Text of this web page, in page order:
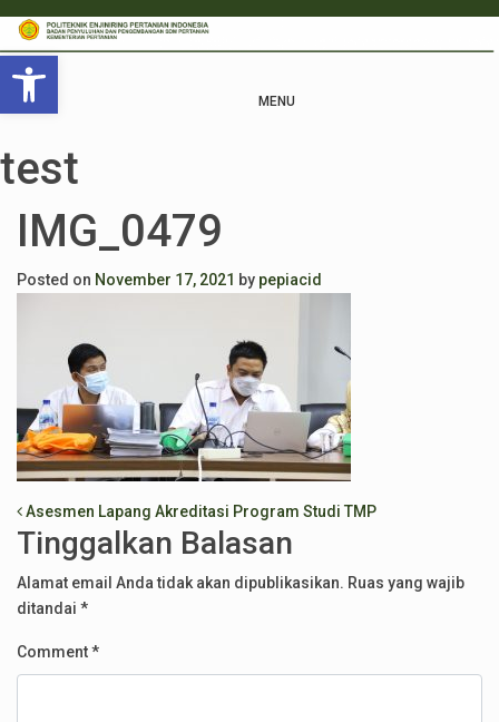
Open toolbar
MENU
test
IMG_0479
Posted on November 17, 2021 by pepiacid
Post navigation
Asesmen Lapang Akreditasi Program Studi TMP
Tinggalkan Balasan
Alamat email Anda tidak akan dipublikasikan. Ruas yang wajib
ditandai *
Comment*